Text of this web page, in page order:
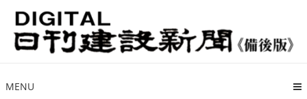
ナ
ビ
ゲ
シ
コ
ン
テ
ツ
MENU